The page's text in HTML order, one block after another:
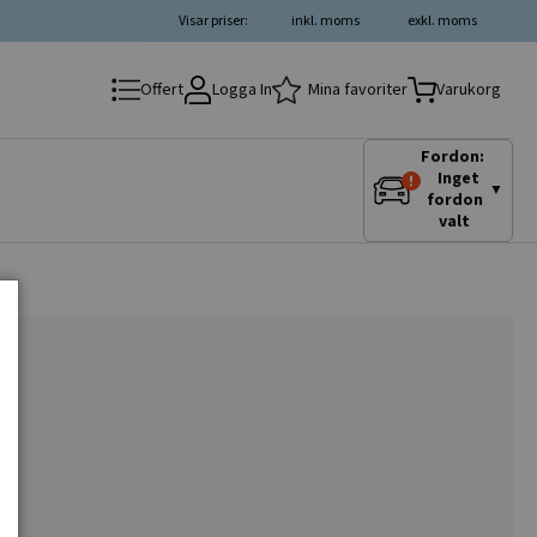
exkl. moms
inkl. moms
Visar priser:
Offert Logga In Mina favoriter Varukorg
Fordon:
Inget
fordon
valt
▼